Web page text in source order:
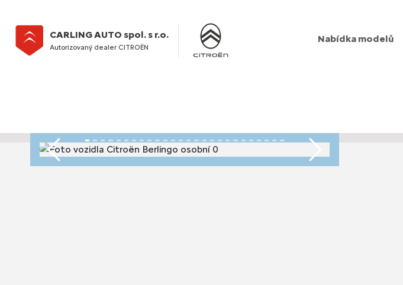
CARLING AUTO spol. s r.o.
Autorizovaný dealer CITROËN
Nabídka modelů
Předchozí Následující